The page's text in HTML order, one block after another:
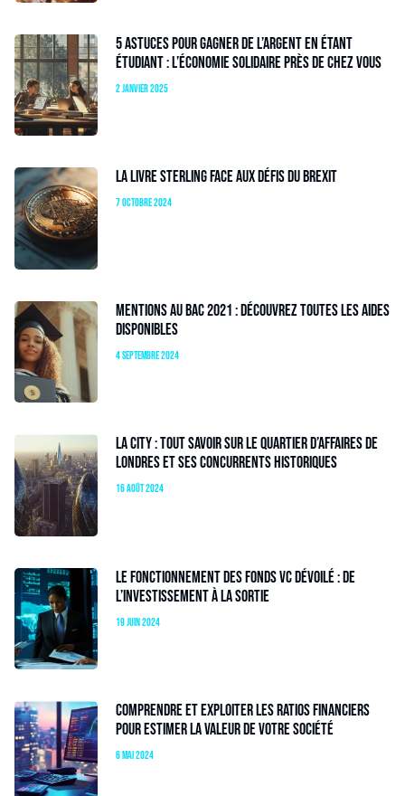
5 astuces pour gagner de l’argent en étant
étudiant : l’économie solidaire près de chez vous
2 janvier 2025
La livre sterling face aux défis du Brexit
7 octobre 2024
Mentions au bac 2021 : découvrez toutes les aides
disponibles
4 septembre 2024
La City : tout savoir sur le quartier d’affaires de
Londres et ses concurrents historiques
16 août 2024
Le fonctionnement des fonds VC dévoilé : de
l’investissement à la sortie
19 juin 2024
Comprendre et exploiter les ratios financiers
pour estimer la valeur de votre société
6 mai 2024